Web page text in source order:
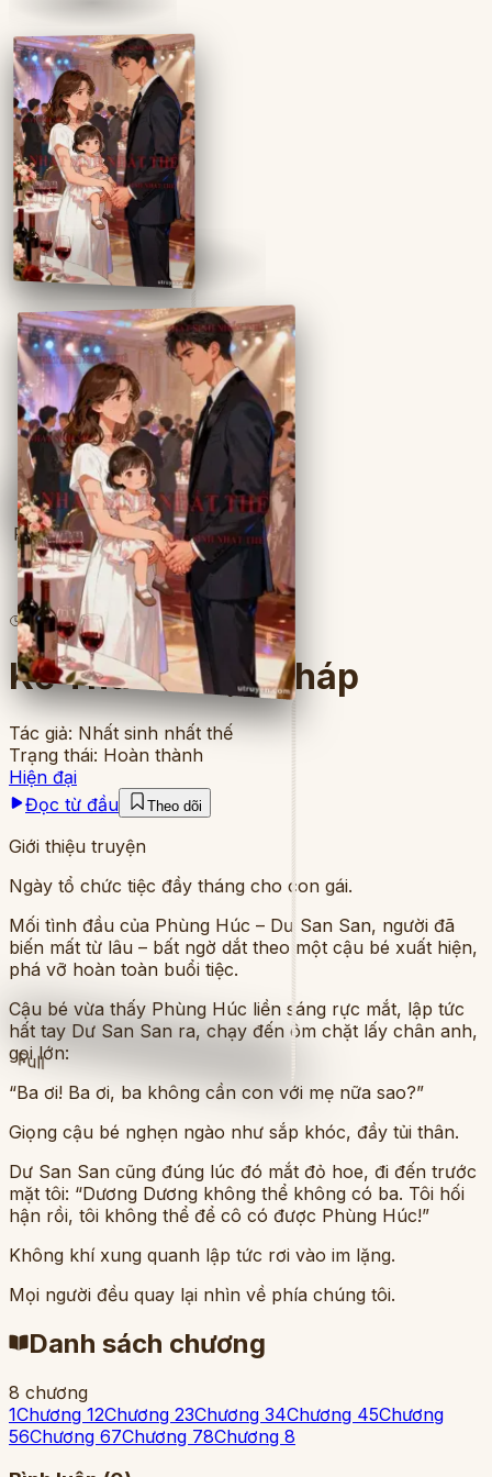
Full
Full
6lượt đọc 8 chương
Kẻ Thứ Ba Hợp Pháp
Tác giả: Nhất sinh nhất thế
Trạng thái: Hoàn thành
Hiện đại
Đọc từ đầu
Theo dõi
Giới thiệu truyện
Ngày tổ chức tiệc đầy tháng cho con gái.
Mối tình đầu của Phùng Húc – Dư San San, người đã
biến mất từ lâu – bất ngờ dắt theo một cậu bé xuất hiện,
phá vỡ hoàn toàn buổi tiệc.
Cậu bé vừa thấy Phùng Húc liền sáng rực mắt, lập tức
hất tay Dư San San ra, chạy đến ôm chặt lấy chân anh,
gọi lớn:
“Ba ơi! Ba ơi, ba không cần con với mẹ nữa sao?”
Giọng cậu bé nghẹn ngào như sắp khóc, đầy tủi thân.
Dư San San cũng đúng lúc đó mắt đỏ hoe, đi đến trước
mặt tôi: “Dương Dương không thể không có ba. Tôi hối
hận rồi, tôi không thể để cô có được Phùng Húc!”
Không khí xung quanh lập tức rơi vào im lặng.
Mọi người đều quay lại nhìn về phía chúng tôi.
Danh sách chương
8 chương
1Chương 12Chương 23Chương 34Chương 45Chương
56Chương 67Chương 78Chương 8